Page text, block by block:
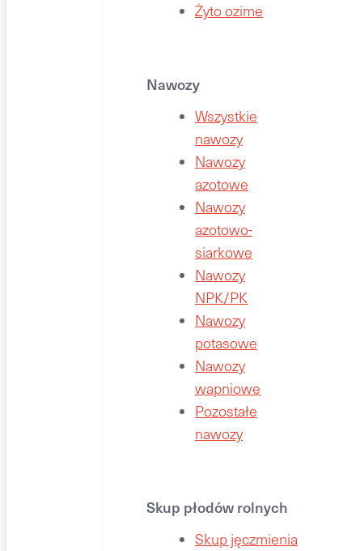
Żyto ozime
Nawozy
Wszystkie
nawozy
Nawozy
azotowe
Nawozy
azotowo-
siarkowe
Nawozy
NPK/PK
Nawozy
potasowe
Nawozy
wapniowe
Pozostałe
nawozy
Skup płodów rolnych
Skup jęczmienia